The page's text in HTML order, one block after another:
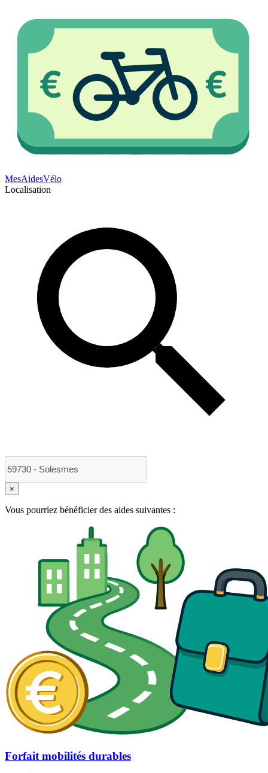
MesAidesVélo
Localisation
×
Vous pourriez bénéficier des aides suivantes :
Forfait mobilités durables